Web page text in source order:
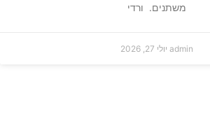
משתנים. ורדי
admin יולי 27, 2026